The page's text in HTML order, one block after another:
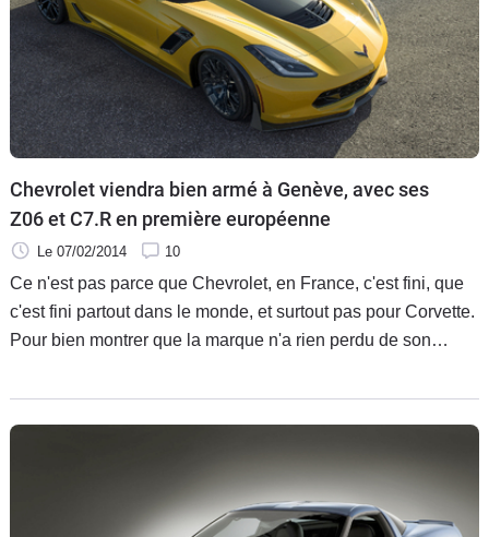
Chevrolet viendra bien armé à Genève, avec ses
Z06 et C7.R en première européenne
Le 07/02/2014 10
Ce n'est pas parce que Chevrolet, en France, c'est fini, que
c'est fini partout dans le monde, et surtout pas pour Corvette.
Pour bien montrer que la marque n'a rien perdu de son
radicales de sa dernière née, la Stingray. À savoir la Z06, et
la C7.R de piste, et on a désormais une photo des deux